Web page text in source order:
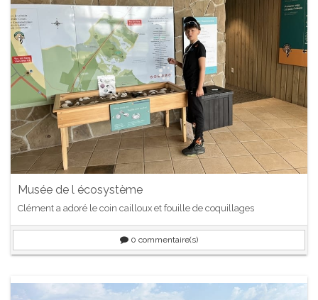
Musée de l écosystème
Clément a adoré le coin cailloux et fouille de coquillages
0 commentaire(s)